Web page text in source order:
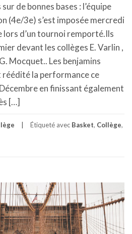
de bonnes bases : l’équipe
(4e/3e) s’est imposée mercredi
lors d’un tournoi remporté.Ils
devant les collèges E. Varlin ,
Mocquet.. Les benjamins
la performance ce
en finissant également
[…]
Étiqueté avec Basket, Collège,